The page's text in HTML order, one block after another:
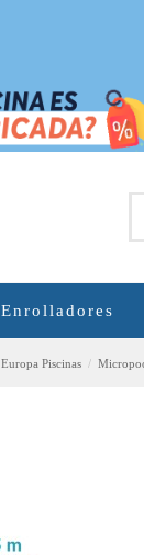
Enrolladores
Europa Piscinas